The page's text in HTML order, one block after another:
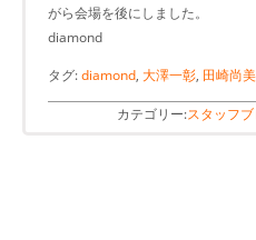
がら会場を後にしました。
diamond
タグ:diamond, 大澤一彰, 田崎尚美
カテゴリー:スタッフ